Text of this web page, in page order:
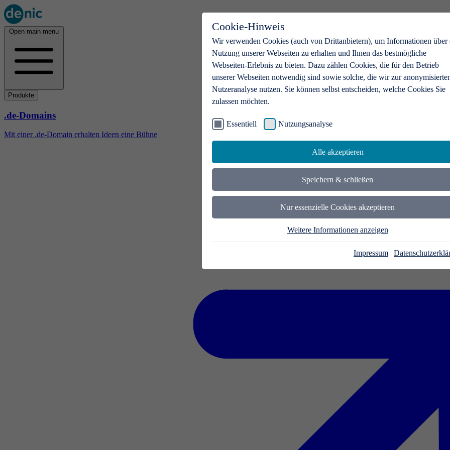
Cookie-Hinweis
Wir verwenden Cookies (auch von Drittanbietern), um Informationen über
Nutzung unserer Webseiten zu erhalten und Ihnen das bestmögliche
Webseiten-Erlebnis zu bieten. Dazu zählen Cookies, die für den Betrieb
unserer Webseiten notwendig sind sowie solche, die wir zur
Nutzeranalyse nutzen. Sie können selbst entscheiden, welche Cookies Sie
zulassen möchten.
Essentiell Nutzungsanalyse
Alle akzeptieren
Speichern & schließen
Nur essenzielle Cookies akzeptieren
Weitere Informationen anzeigen
Impressum |
Open main menu
Produkte
.de-Domains
Mit einer .de-Domain erhalten Ideen eine Bühne